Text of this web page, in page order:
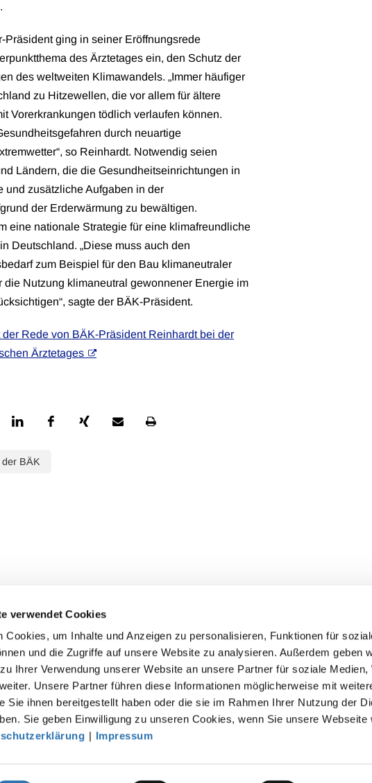
verwendet Cookies
Cookies, um Inhalte und Anzeigen zu personalisieren, Funktionen für
und die Zugriffe auf unsere Website zu analysieren. Außerdem geben
Ihrer Verwendung unserer Website an unsere Partner für soziale Medien,
Unsere Partner führen diese Informationen möglicherweise mit
Sie ihnen bereitgestellt haben oder die sie im Rahmen Ihrer Nutzung der
Sie geben Einwilligung zu unseren Cookies, wenn Sie unsere Webseite
| Impressum
Präsident ging in seiner Eröffnungsrede
des Ärztetages ein, den Schutz der
des weltweiten Klimawandels. „Immer häufiger
zu Hitzewellen, die vor allem für ältere
Vorerkrankungen tödlich verlaufen können.
durch neuartige
so Reinhardt. Notwendig seien
Ländern, die die Gesundheitseinrichtungen in
und zusätzliche Aufgaben in der
der Erderwärmung zu bewältigen.
eine nationale Strategie für eine klimafreundliche
Deutschland. „Diese muss auch den
zum Beispiel für den Bau klimaneutraler
die Nutzung klimaneutral gewonnener Energie im
sagte der BÄK-Präsident.
Rede von BÄK-Präsident Reinhardt bei der
Ärztetages
BÄK
Kontakt
Bundesärztekammer
Arbeitsgemeinschaft der deutschen Ärztekammern
Herbert-Lewin-Platz 1, 10623 Berlin